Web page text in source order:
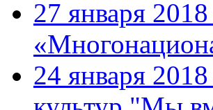
27 января
24 января